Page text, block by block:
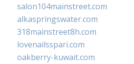
salon104mainstreet.com
alkaspringswater.com
318mainstreet8h.com
lovenailsspari.com
oakberry-kuwait.com